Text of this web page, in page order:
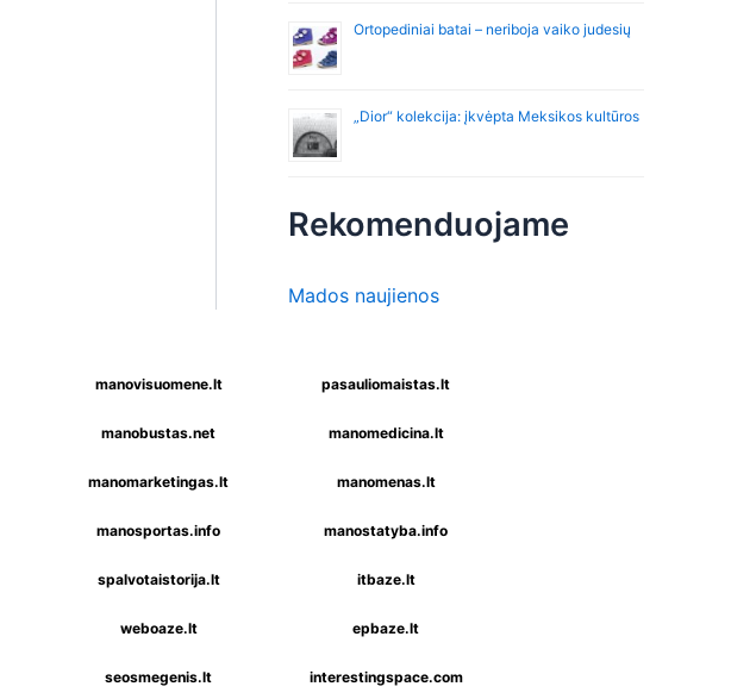
Ortopediniai batai – neriboja vaiko judesių
„Dior“ kolekcija: įkvėpta Meksikos kultūros
Rekomenduojame
Mados naujienos
manovisuomene.lt pasauliomaistas.lt
manobustas.net manomedicina.lt
manomarketingas.lt manomenas.lt
manosportas.info manostatyba.info
spalvotaistorija.lt itbaze.lt
weboaze.lt epbaze.lt
seosmegenis.lt interestingspace.com